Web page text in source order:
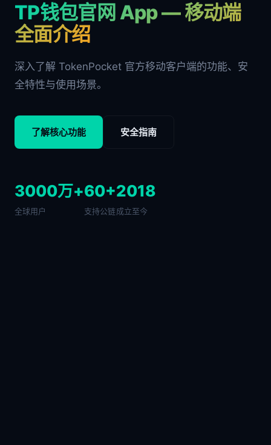
TP钱包官网 App — 移动端
全面介绍
深入了解 TokenPocket 官方移动客户端的功能、安
全特性与使用场景。
了解核心功能 安全指南
3000万+
全球用户
60+
支持公链
2018
成立至今